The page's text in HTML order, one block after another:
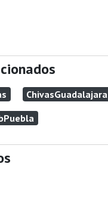
ChivasGuadalajara